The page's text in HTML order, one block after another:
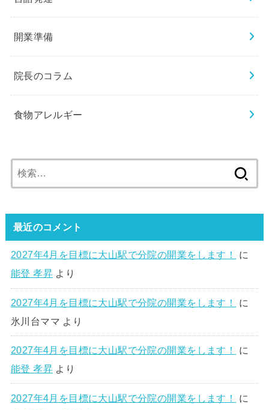
開業準備
院長のコラム
食物アレルギー
索:
最近のコメント
2027年4月を目標に大山駅で分院の開業をします！
に
能登 孝昇より
2027年4月を目標に大山駅で分院の開業をします！
に
氷川台ママ より
2027年4月を目標に大山駅で分院の開業をします！
に
能登 孝昇より
2027年4月を目標に大山駅で分院の開業をします！
に